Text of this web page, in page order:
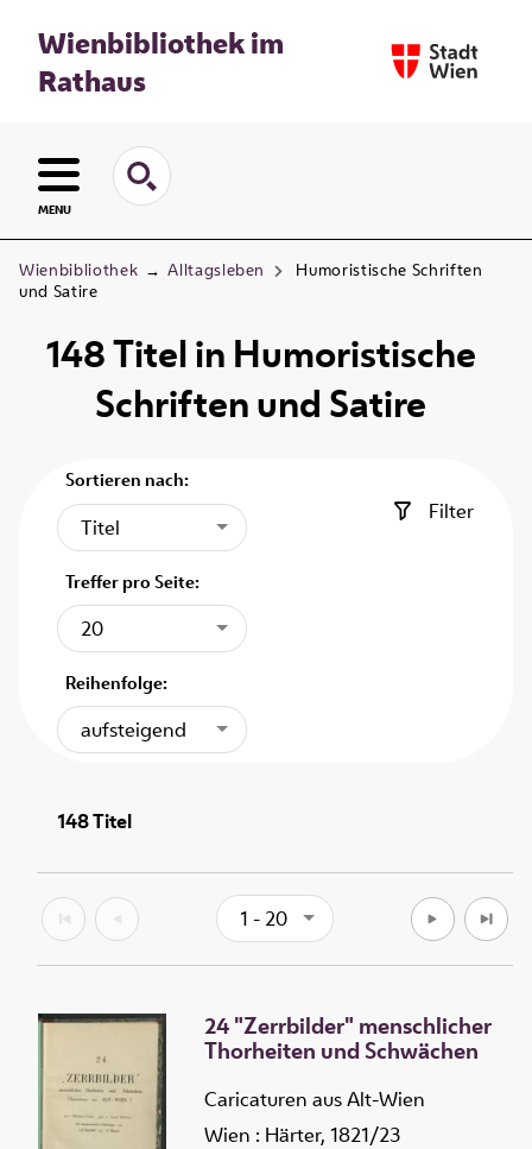
Wienbibliothek im
Rathaus
MENU
Wienbibliothek → Alltagsleben
Humoristische Schriften
und Satire
148Titelin Humoristische
Schriften und Satire
Sortieren nach:
Titel
Treffer pro Seite:
20
Reihenfolge:
aufsteigend
Filter
148Titel
1 - 20
24 "Zerrbilder" menschlicher
Thorheiten und Schwächen
Caricaturen aus Alt-Wien
Wien : Härter, 1821/23